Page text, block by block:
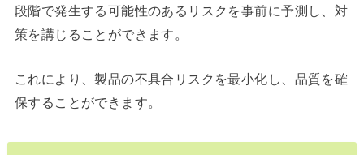
段階で発生する可能性のあるリスクを事前に予測し、対
策を講じることができます。
これにより、製品の不具合リスクを最小化し、品質を確
保することができます。